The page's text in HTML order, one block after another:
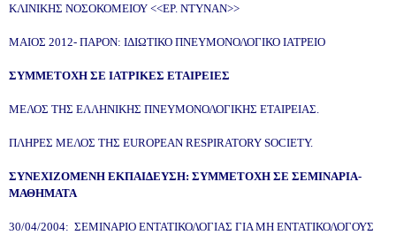
ΚΛΙΝΙΚΗΣ ΝΟΣΟΚΟΜΕΙΟΥ <<ΕΡ. ΝΤΥΝΑΝ>>
ΜΑΙΟΣ 2012- ΠΑΡΟΝ: ΙΔΙΩΤΙΚΟ ΠΝΕΥΜΟΝΟΛΟΓΙΚΟ ΙΑΤΡΕΙΟ
ΣΥΜΜΕΤΟΧΗ ΣΕ ΙΑΤΡΙΚΕΣ ΕΤΑΙΡΕΙΕΣ
ΜΕΛΟΣ ΤΗΣ ΕΛΛΗΝΙΚΗΣ ΠΝΕΥΜΟΝΟΛΟΓΙΚΗΣ ΕΤΑΙΡΕΙΑΣ.
ΠΛΗΡΕΣ ΜΕΛΟΣ ΤΗΣ EUROPEAN RESPIRATORY SOCIETY.
ΣΥΝΕΧΙΖΟΜΕΝΗ ΕΚΠΑΙΔΕΥΣΗ: ΣΥΜMΕΤΟΧΗ ΣΕ ΣΕΜΙΝΑΡΙΑ-
ΜΑΘΗΜΑΤΑ
30/04/2004: ΣΕΜΙΝΑΡΙΟ ΕΝΤΑΤΙΚΟΛΟΓΙΑΣ ΓΙΑ ΜΗ ΕΝΤΑΤΙΚΟΛΟΓΟΥΣ